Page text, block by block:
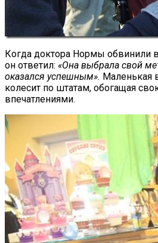
Когда доктора Нормы обвинили в
он ответил: «Она выбрала свой
оказался успешным». Маленькая
колесит по штатам, обогащая
впечатлениями.